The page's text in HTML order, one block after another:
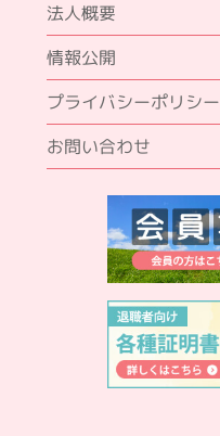
法人概要
情報公開
プライバシーポリシー
お問い合わせ